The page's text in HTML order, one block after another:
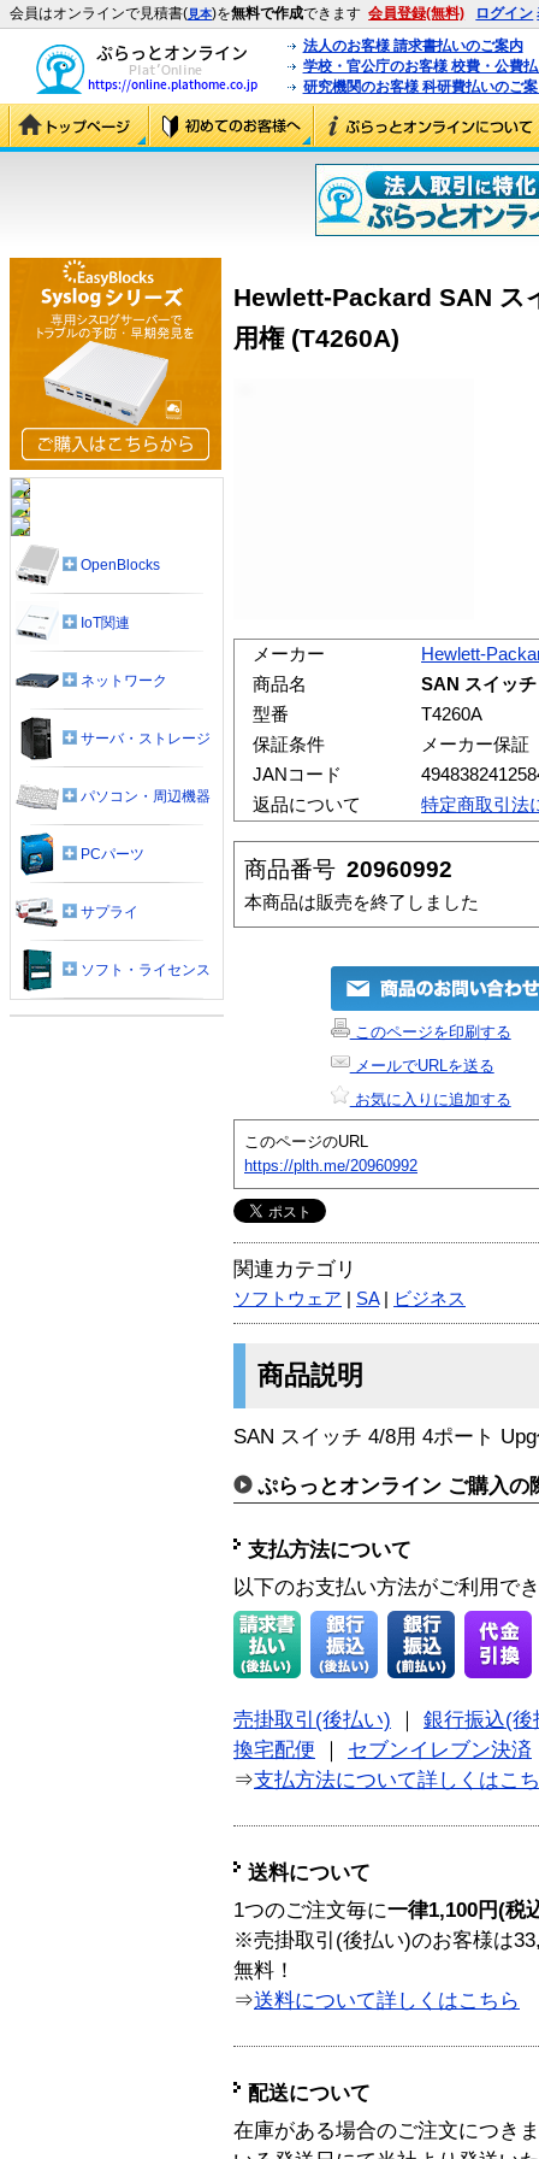
会員はオンラインで見積書(見本)を無料で作成できます 会員登録(無料) ログイン
法人のお客様 請求書払いのご案内
学校・官公庁のお客様 校費・公費
研究機関のお客様 科研費払いのご
Hewlett-Packard SAN ス
用権 (T4260A)
メーカー
Hewlett-
商品名
SAN スイッ
型番
T4260A
保証条件
メーカー保証
JANコード
返品について
特定商取引法
商品番号 20960992
本商品は販売を終了しました
このページを印刷する
メールでURLを送る
お気に入りに追加する
このページのURL
https://plth.me/20960992
関連カテゴリ
ソフトウェア SA| ビジネス
商品説明
SAN スイッチ 4/8用 4ポート
ぷらっとオンライン ご購入の
支払方法について
以下のお支払い方法がご利用で
売掛取引(後払い)
銀行振込(後
換宅配便
セブンイレブン決済
⇒支払方法について詳しくはこ
送料について
1つのご注文毎に一律1,100円(税
※売掛取引(後払い)のお客様は
無料！
⇒送料について詳しくはこちら
配送について
在庫がある場合のご注文につき
OpenBlocks
IoT関連
ネットワーク
サーバ・ストレージ
パソコン・周辺機器
PCパーツ
サプライ
ソフト・ライセンス